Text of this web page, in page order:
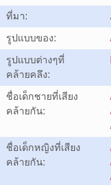
ที่มา:
รูปแบบของ:
รูปแบบต่างๆที่
คล้ายคลึง:
ชื่อเด็กชายที่เสียง
คล้ายกัน:
ชื่อเด็กหญิงที่เสียง
คล้ายกัน: